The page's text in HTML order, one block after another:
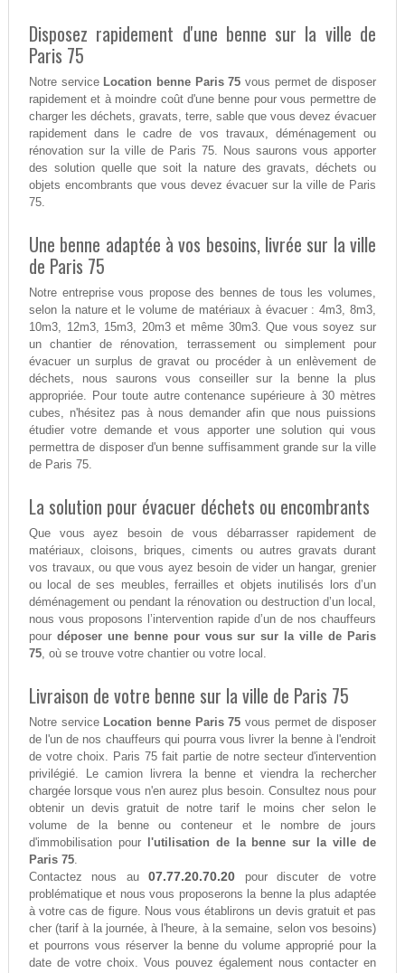
Disposez rapidement d'une benne sur la ville de
Paris 75
Notre service Location benne Paris 75 vous permet de disposer
rapidement et à moindre coût d'une benne pour vous permettre de
charger les déchets, gravats, terre, sable que vous devez évacuer
rapidement dans le cadre de vos travaux, déménagement ou
rénovation sur la ville de Paris 75. Nous saurons vous apporter
des solution quelle que soit la nature des gravats, déchets ou
objets encombrants que vous devez évacuer sur la ville de Paris
75.
Une benne adaptée à vos besoins, livrée sur la ville
de Paris 75
Notre entreprise vous propose des bennes de tous les volumes,
selon la nature et le volume de matériaux à évacuer : 4m3, 8m3,
10m3, 12m3, 15m3, 20m3 et même 30m3. Que vous soyez sur
un chantier de rénovation, terrassement ou simplement pour
évacuer un surplus de gravat ou procéder à un enlèvement de
déchets, nous saurons vous conseiller sur la benne la plus
appropriée. Pour toute autre contenance supérieure à 30 mètres
cubes, n'hésitez pas à nous demander afin que nous puissions
étudier votre demande et vous apporter une solution qui vous
permettra de disposer d'un benne suffisamment grande sur la ville
de Paris 75.
La solution pour évacuer déchets ou encombrants
Que vous ayez besoin de vous débarrasser rapidement de
matériaux, cloisons, briques, ciments ou autres gravats durant
vos travaux, ou que vous ayez besoin de vider un hangar, grenier
ou local de ses meubles, ferrailles et objets inutilisés lors d’un
déménagement ou pendant la rénovation ou destruction d’un local,
nous vous proposons l’intervention rapide d’un de nos chauffeurs
pour déposer une benne pour vous sur sur la ville de Paris
75, où se trouve votre chantier ou votre local.
Livraison de votre benne sur la ville de Paris 75
Notre service Location benne Paris 75 vous permet de disposer
de l'un de nos chauffeurs qui pourra vous livrer la benne à l'endroit
de votre choix. Paris 75 fait partie de notre secteur d'intervention
privilégié. Le camion livrera la benne et viendra la rechercher
chargée lorsque vous n'en aurez plus besoin. Consultez nous pour
obtenir un devis gratuit de notre tarif le moins cher selon le
volume de la benne ou conteneur et le nombre de jours
d'immobilisation pour
l'utilisation de la benne sur la ville de
Paris 75.
Contactez nous au07.77.20.70.20 pour discuter de votre
problématique et nous vous proposerons la benne la plus adaptée
à votre cas de figure. Nous vous établirons un devis gratuit et pas
cher (tarif à la journée, à l'heure, à la semaine, selon vos besoins)
et pourrons vous réserver la benne du volume approprié pour la
date de votre choix. Vous pouvez également nous contacter en